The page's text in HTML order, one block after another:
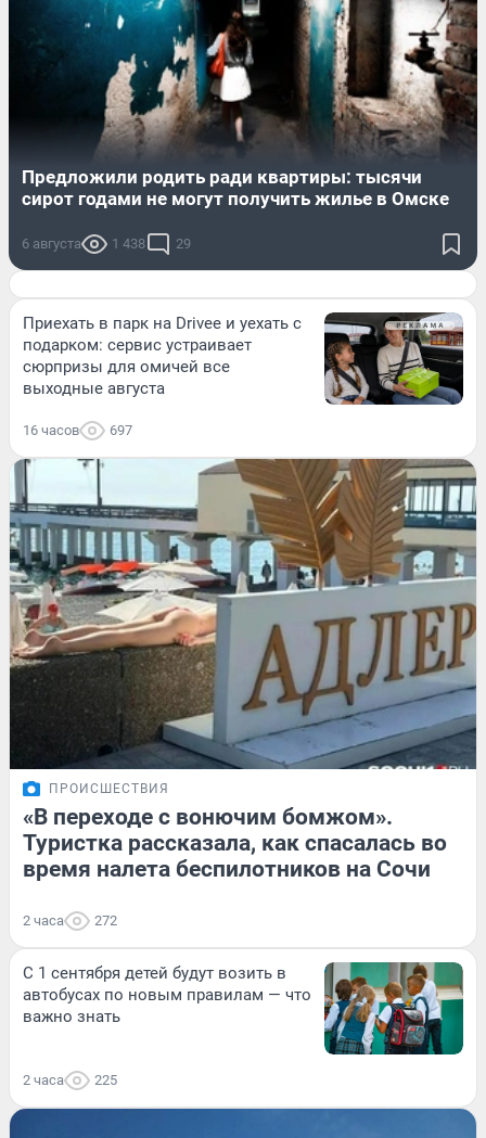
Предложили родить ради квартиры: тысячи
сирот годами не могут получить жилье в Омске
6 августа 1 438 29
Приехать в парк на Drivee и уехать с
подарком: сервис устраивает
сюрпризы для омичей все
выходные августа
16 часов 697
ПРОИСШЕСТВИЯ
«В переходе с вонючим бомжом».
Туристка рассказала, как спасалась во
время налета беспилотников на Сочи
2 часа 272
С 1 сентября детей будут возить в
автобусах по новым правилам — что
важно знать
2 часа 225